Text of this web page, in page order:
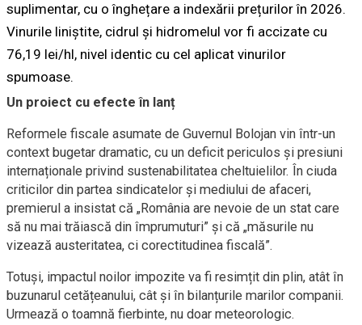
suplimentar, cu o înghețare a indexării prețurilor în 2026.
Vinurile liniștite, cidrul și hidromelul vor fi accizate cu
76,19 lei/hl, nivel identic cu cel aplicat vinurilor
spumoase.
Un proiect cu efecte în lanț
Reformele fiscale asumate de Guvernul Bolojan vin într-un
context bugetar dramatic, cu un deficit periculos și presiuni
internaționale privind sustenabilitatea cheltuielilor. În ciuda
criticilor din partea sindicatelor și mediului de afaceri,
premierul a insistat că „România are nevoie de un stat care
să nu mai trăiască din împrumuturi” și că „măsurile nu
vizează austeritatea, ci corectitudinea fiscală”.
Totuși, impactul noilor impozite va fi resimțit din plin, atât în
buzunarul cetățeanului, cât și în bilanțurile marilor companii.
Urmează o toamnă fierbinte, nu doar meteorologic.